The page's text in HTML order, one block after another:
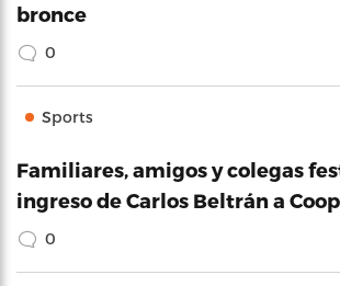
bronce
0
Sports
Familiares, amigos y colegas
ingreso de Carlos Beltrán a
0